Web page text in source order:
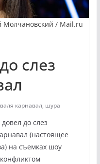
Молчановский / Mail.ru
слез
валя карнавал, шура
до слез
(настоящее
на съемках шоу